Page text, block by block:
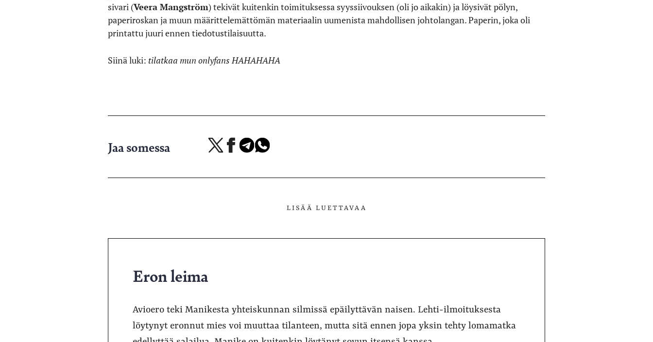
sivari (Veera Mangström) tekivät kuitenkin toimituksessa syyssiivouksen (oli jo aikakin) ja löysivät pölyn,
paperiroskan ja muun määrittelemättömän materiaalin uumenista mahdollisen johtolangan. Paperin, joka oli
printattu juuri ennen tiedotustilaisuutta.
Siinä luki: tilatkaa mun onlyfans HAHAHAHA
Jaa somessa
Jaa
palvelussa
Jaa Jaa Jaa
LISÄÄ LUETTAVAA
Eron leima
Avioero teki Manikesta yhteiskunnan silmissä epäilyttävän naisen. Lehti-ilmoituksesta
löytynyt eronnut mies voi muuttaa tilanteen, mutta sitä ennen jopa yksin tehty lomamatka